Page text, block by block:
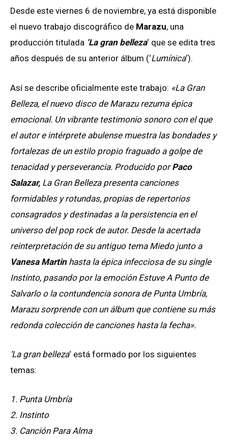
Desde este viernes 6 de noviembre, ya está disponible
el nuevo trabajo discográfico de Marazu, una
producción titulada ‘La gran belleza‘ que se edita tres
años después de su anterior álbum (‘Lumínica‘).
Así se describe oficialmente este trabajo: «La Gran
Belleza, el nuevo disco de Marazu rezuma épica
emocional. Un vibrante testimonio sonoro con el que
el autor e intérprete abulense muestra las bondades y
fortalezas de un estilo propio fraguado a golpe de
tenacidad y perseverancia. Producido porPaco
Salazar, La Gran Belleza presenta canciones
formidables y rotundas, propias de repertorios
consagrados y destinadas a la persistencia en el
universo del pop rock de autor. Desde la acertada
reinterpretación de su antiguo tema Miedo junto a
Vanesa Martinhasta la épica infecciosa de su single
Instinto, pasando por la emoción Estuve A Punto de
Salvarlo o la contundencia sonora de Punta Umbría,
Marazu sorprende con un álbum que contiene su más
redonda colección de canciones hasta la fecha».
‘La gran belleza‘ está formado por los siguientes
temas:
1. Punta Umbría
2. Instinto
3. Canción Para Alma